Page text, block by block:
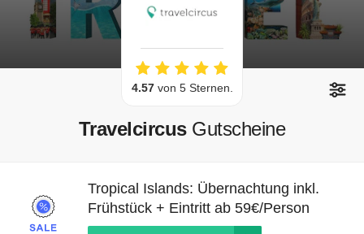
4.57von 5 Sternen.
Travelcircus Gutscheine
Tropical Islands: Übernachtung inkl.
Frühstück + Eintritt ab 59€/Person